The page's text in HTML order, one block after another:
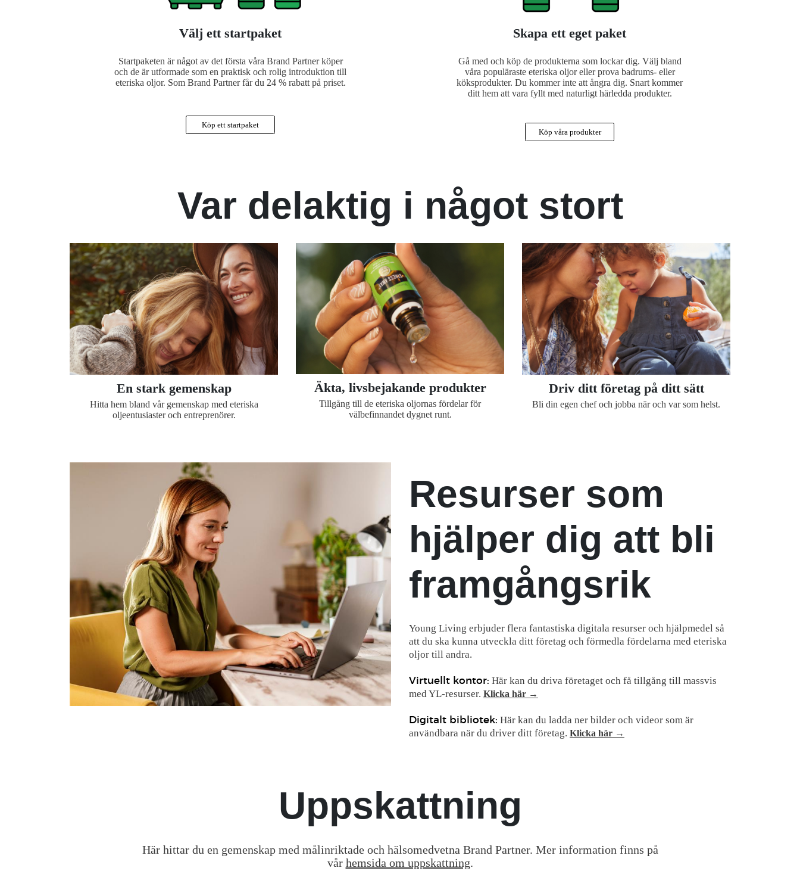
Välj ett startpaket
Startpaketen är något av det första våra Brand Partner köper
och de är utformade som en praktisk och rolig introduktion till
eteriska oljor. Som Brand Partner får du 24 % rabatt på priset.
Köp ett startpaket
Skapa ett eget paket
Gå med och köp de produkterna som lockar dig. Välj bland
våra populäraste eteriska oljor eller prova badrums- eller
köksprodukter. Du kommer inte att ångra dig. Snart kommer
ditt hem att vara fyllt med naturligt härledda produkter.
Köp våra produkter
Var delaktig i något stort
En stark gemenskap
Hitta hem bland vår gemenskap med eteriska
oljeentusiaster och entreprenörer.
Äkta, livsbejakande produkter
Tillgång till de eteriska oljornas fördelar för
välbefinnandet dygnet runt.
Driv ditt företag på ditt sätt
Bli din egen chef och jobba när och var som helst.
Resurser som
hjälper dig att bli
framgångsrik
Young Living erbjuder flera fantastiska digitala resurser och hjälpmedel så
att du ska kunna utveckla ditt företag och förmedla fördelarna med eteriska
oljor till andra.
Virtuellt kontor: Här kan du driva företaget och få tillgång till massvis
med YL-resurser. Klicka här →
Digitalt bibliotek: Här kan du ladda ner bilder och videor som är
användbara när du driver ditt företag. Klicka här →
Uppskattning
Här hittar du en gemenskap med målinriktade och hälsomedvetna Brand Partner. Mer information finns på
vår hemsida om uppskattning.